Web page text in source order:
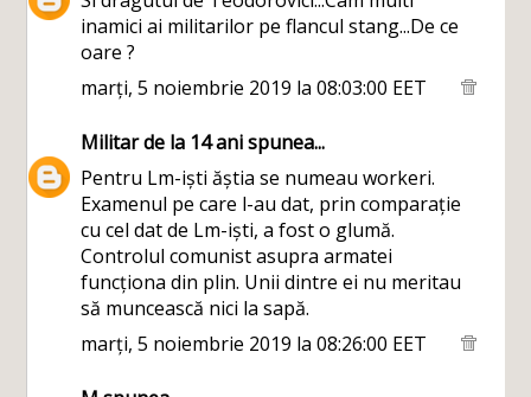
inamici ai militarilor pe flancul stang...De ce
oare ?
marți, 5 noiembrie 2019 la 08:03:00 EET
Militar de la 14 anispunea...
Pentru Lm-iști ăștia se numeau workeri.
Examenul pe care l-au dat, prin comparație
cu cel dat de Lm-iști, a fost o glumă.
Controlul comunist asupra armatei
funcționa din plin. Unii dintre ei nu meritau
să muncească nici la sapă.
marți, 5 noiembrie 2019 la 08:26:00 EET